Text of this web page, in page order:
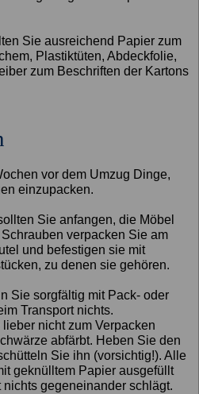
Sie ausreichend Papier zum
Plastiktüten, Abdeckfolie,
zum Beschriften der Kartons
vor dem Umzug Dinge,
einzupacken.
Sie anfangen, die Möbel
verpacken Sie am
und befestigen sie mit
zu denen sie gehören.
Sie sorgfältig mit Pack- oder
Transport nichts.
nicht zum Verpacken
abfärbt. Heben Sie den
Sie ihn (vorsichtig!). Alle
geknülltem Papier ausgefüllt
gegeneinander schlägt.